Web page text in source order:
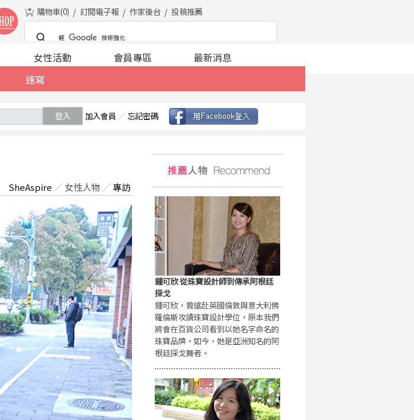
購物車(0) 訂閱電子報 作家後台 投稿推薦
速寫
女性活動 會員專區 最新消息
登入 加入會員 ／ 忘記密碼
SheAspire ／ 女性人物 ／專訪
鍾可欣 從珠寶設計師到傳承阿根廷
探戈
鍾可欣，曾遠赴英國倫敦與意大利佛
羅倫斯攻讀珠寶設計學位，原本我們
將會在百貨公司看到以她名字命名的
珠寶品牌，如今，她是亞洲知名的阿
根廷探戈舞者。